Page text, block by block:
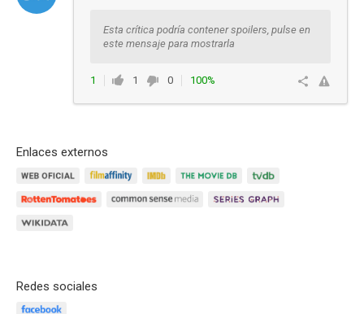
Esta crítica podría contener spoilers, pulse en
este mensaje para mostrarla
1 1 0
100%
Enlaces externos
Redes sociales